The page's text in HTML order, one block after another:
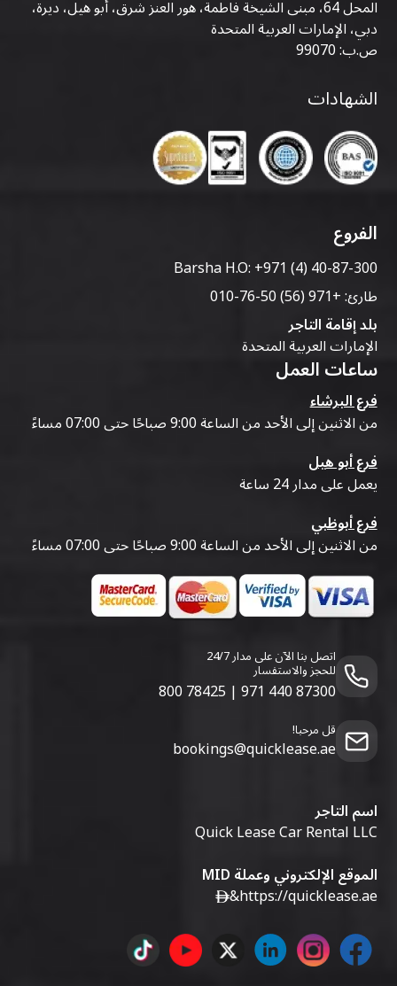
المحل 64، مبنى الشيخة فاطمة، هور العنز شرق، أبو هيل، ديرة،
دبي، الإمارات العربية المتحدة
ص.ب: 99070
الشهادات
الفروع
Barsha H.O:+971 (4) 40-87-300
طارئ:+971 (56) 50-76-010
بلد إقامة التاجر
الإمارات العربية المتحدة
ساعات العمل
فرع البرشاء
من الاثنين إلى الأحد من الساعة 9:00 صباحًا حتى 07:00 مساءً
فرع أبو هيل
يعمل على مدار 24 ساعة
فرع أبوظبي
من الاثنين إلى الأحد من الساعة 9:00 صباحًا حتى 07:00 مساءً
اتصل بنا الآن على مدار 24/7
للحجز والاستفسار
800 78425 | 971 440 87300
قل مرحبا!
bookings@quicklease.ae
اسم التاجر
Quick Lease Car Rental LLC
الموقع الإلكتروني وعملة MID
https://quicklease.ae
&